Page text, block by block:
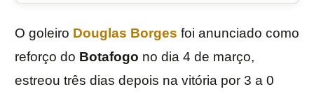
O goleiro Douglas Borges foi anunciado como
reforço do Botafogo no dia 4 de março,
estreou três dias depois na vitória por 3 a 0